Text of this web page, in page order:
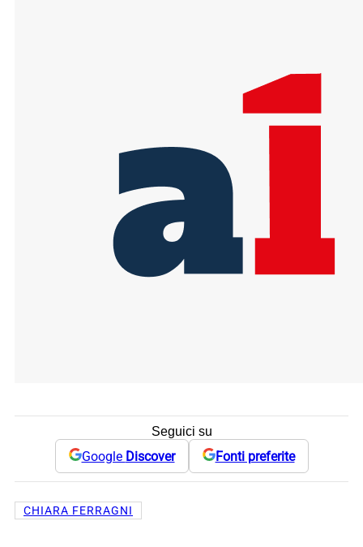
Seguici su
Google Discover Fonti preferite
CHIARA FERRAGNI